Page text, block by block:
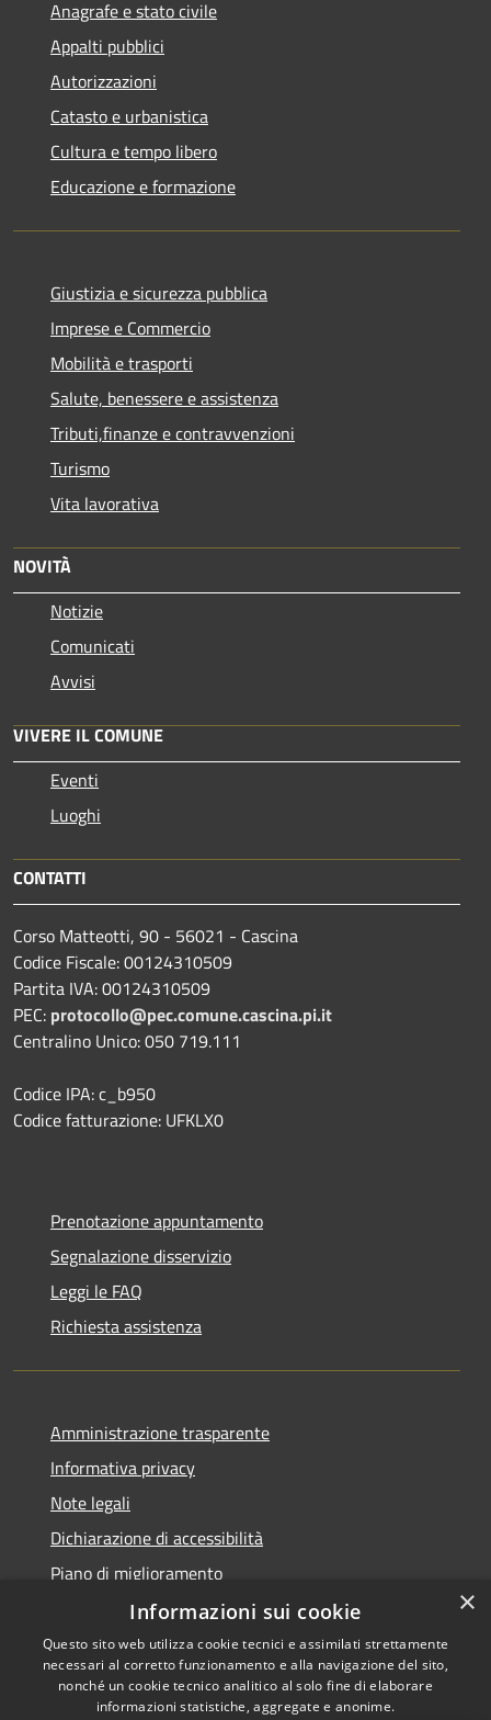
Anagrafe e stato civile
Appalti pubblici
Autorizzazioni
Catasto e urbanistica
Cultura e tempo libero
Educazione e formazione
Giustizia e sicurezza pubblica
Imprese e Commercio
Mobilità e trasporti
Salute, benessere e assistenza
Tributi,finanze e contravvenzioni
Turismo
Vita lavorativa
NOVITÀ
Notizie
Comunicati
Avvisi
VIVERE IL COMUNE
Eventi
Luoghi
CONTATTI
Corso Matteotti, 90 - 56021 - Cascina
Codice Fiscale: 00124310509
Partita IVA: 00124310509
PEC: protocollo@pec.comune.cascina.pi.it
Centralino Unico: 050 719.111
Codice IPA: c_b950
Codice fatturazione: UFKLX0
Prenotazione appuntamento
Segnalazione disservizio
Leggi le FAQ
Richiesta assistenza
Amministrazione trasparente
Informativa privacy
Note legali
Dichiarazione di accessibilità
Piano di miglioramento
Accessibilità
Copyright © 2026 • Comune di
Cascina • Powered by
×
Informazioni sui cookie
Questo sito web utilizza cookie tecnici e assimilati strettamente
necessari al corretto funzionamento e alla navigazione del sito,
nonché un cookie tecnico analitico al solo fine di elaborare
informazioni statistiche, aggregate e anonime.